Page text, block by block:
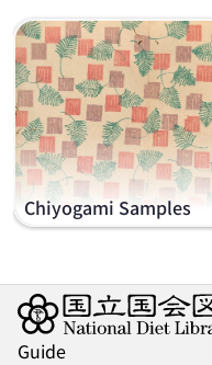
Chiyogami Samples
Guide